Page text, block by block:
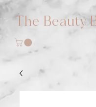
The Beauty